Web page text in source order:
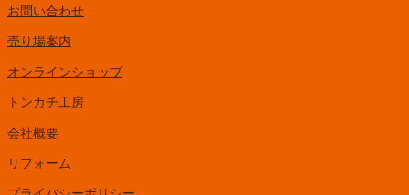
お問い合わせ
売り場案内
オンラインショップ
トンカチ工房
会社概要
リフォーム